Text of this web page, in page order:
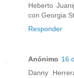
Heberto
con Georgia
Responder
Anónimo 16
Danny